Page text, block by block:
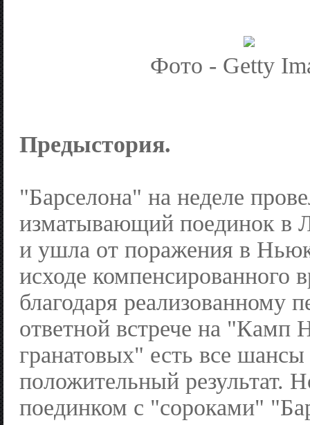
Фото - Getty
Предыстория.
"Барселона" на неделе
изматывающий поединок в
и ушла от поражения в
исходе компенсированного
благодаря реализованному
ответной встрече на "Камп
гранатовых" есть все
положительный результат.
поединком с "сороками"